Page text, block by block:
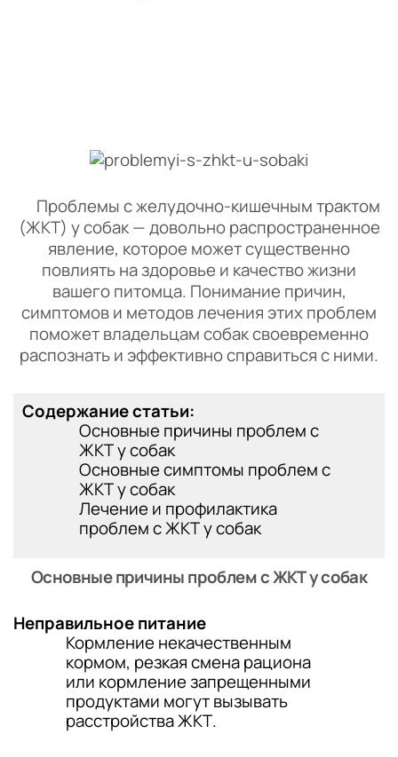
Проблемы с желудочно-кишечным трактом
(ЖКТ) у собак — довольно распространенное
явление, которое может существенно
повлиять на здоровье и качество жизни
вашего питомца. Понимание причин,
симптомов и методов лечения этих проблем
поможет владельцам собак своевременно
распознать и эффективно справиться с ними.
Содержание статьи:
Основные причины проблем с
ЖКТ у собак
Основные симптомы проблем с
ЖКТ у собак
Лечение и профилактика
проблем с ЖКТ у собак
Основные причины проблем с ЖКТ у собак
Неправильное питание
Кормление некачественным
кормом, резкая смена рациона
или кормление запрещенными
продуктами могут вызывать
расстройства ЖКТ.